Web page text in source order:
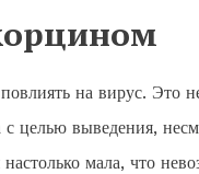
на вирус. Это
целью выведения,
мала, что